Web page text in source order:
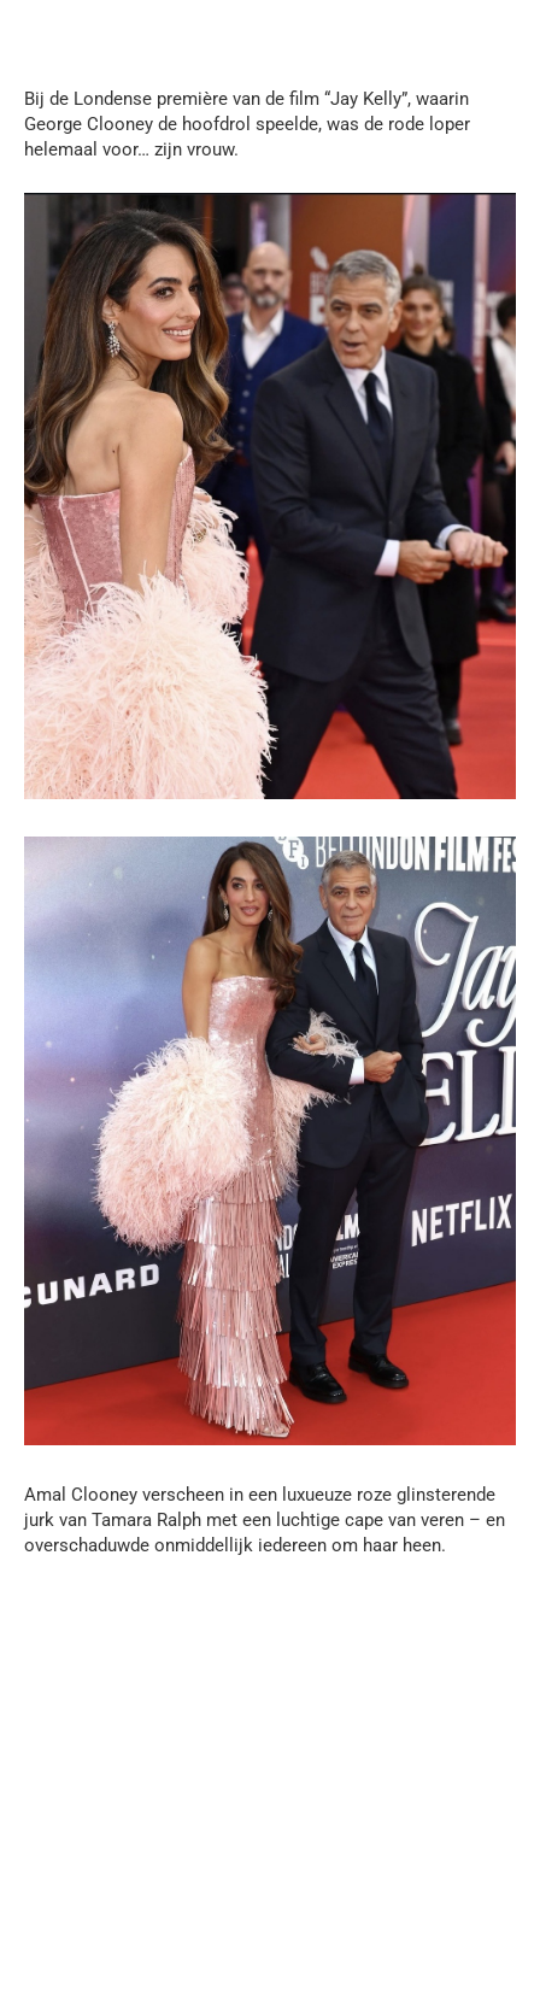
Bij de Londense première van de film “Jay Kelly”, waarin
George Clooney de hoofdrol speelde, was de rode loper
helemaal voor… zijn vrouw.
Amal Clooney verscheen in een luxueuze roze glinsterende
jurk van Tamara Ralph met een luchtige cape van veren – en
overschaduwde onmiddellijk iedereen om haar heen.